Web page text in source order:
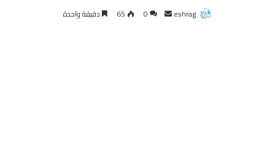
eshrag
أرسل 0
65 دقيقة واحدة